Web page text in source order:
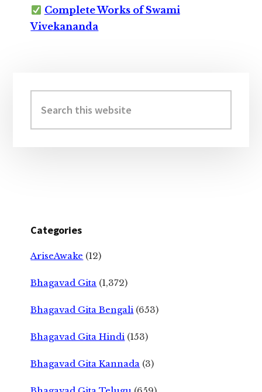
Complete Works of Swami
Vivekananda
Sidebar
this
website
Categories
AriseAwake (12)
Bhagavad Gita (1,372)
Bhagavad Gita Bengali (653)
Bhagavad Gita Hindi (153)
Bhagavad Gita Kannada (3)